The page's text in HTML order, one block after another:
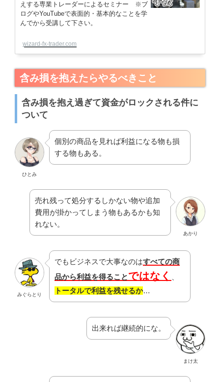
えする専業トレーダーによるセミナー ※ブ
ログやYouTubeで表面的・基本的なことを学
んでから受講して下さい。
wizard-fx-trader.com
含み損を抱えたらやるべきこと
含み損を抱え過ぎて資金がロックされる件に
ついて
ひとみ
個別の商品を見れば利益になる物も損
する物もある。
あかり
売れ残って処分するしかない物や追加
費用が掛かってしまう物もあるかも知
れない。
みぐらとり
でもビジネスで大事なのはすべての商
品から利益を得ることではなく
トータルで利益を残せるか…
まけ太
出来れば継続的にな。